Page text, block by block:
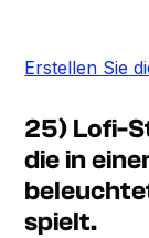
Erstellen Sie
25) Lofi-
die in
spielt.